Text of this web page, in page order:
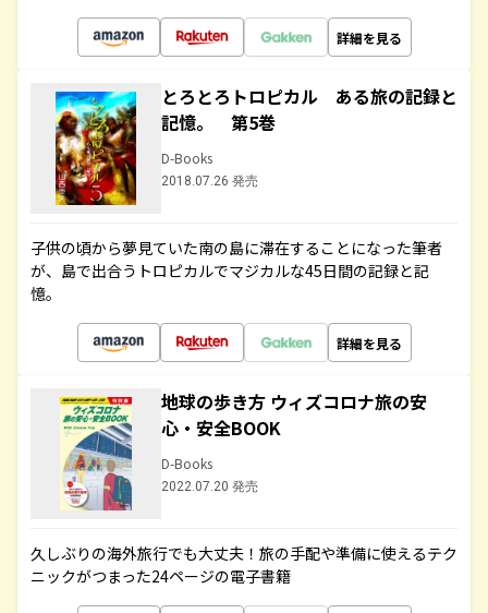
詳細を見る
とろとろトロピカル ある旅の記録と
記憶。 第5巻
D-Books
2018.07.26 発売
子供の頃から夢見ていた南の島に滞在することになった筆者
が、島で出合うトロピカルでマジカルな45日間の記録と記
憶。
詳細を見る
地球の歩き方 ウィズコロナ旅の安
心・安全BOOK
D-Books
2022.07.20 発売
久しぶりの海外旅行でも大丈夫！旅の手配や準備に使えるテク
ニックがつまった24ページの電子書籍